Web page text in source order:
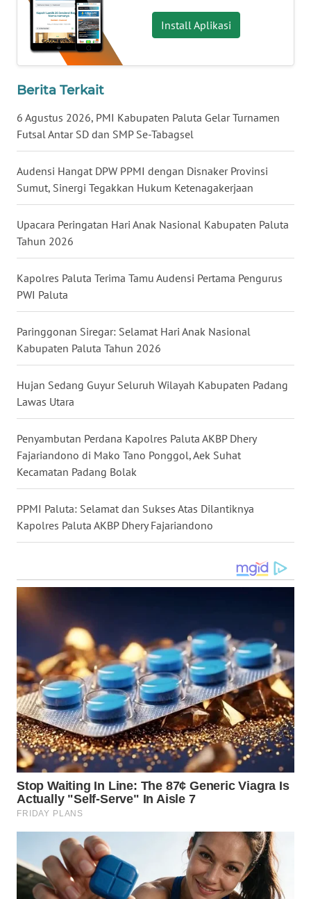
Install Aplikasi
Berita Terkait
6 Agustus 2026, PMI Kabupaten Paluta Gelar Turnamen
Futsal Antar SD dan SMP Se-Tabagsel
Audensi Hangat DPW PPMI dengan Disnaker Provinsi
Sumut, Sinergi Tegakkan Hukum Ketenagakerjaan
Upacara Peringatan Hari Anak Nasional Kabupaten Paluta
Tahun 2026
Kapolres Paluta Terima Tamu Audensi Pertama Pengurus
PWI Paluta
Paringgonan Siregar: Selamat Hari Anak Nasional
Kabupaten Paluta Tahun 2026
Hujan Sedang Guyur Seluruh Wilayah Kabupaten Padang
Lawas Utara
Penyambutan Perdana Kapolres Paluta AKBP Dhery
Fajariandono di Mako Tano Ponggol, Aek Suhat
Kecamatan Padang Bolak
PPMI Paluta: Selamat dan Sukses Atas Dilantiknya
Kapolres Paluta AKBP Dhery Fajariandono
WN
JOGJA
WN
JATIM
BALI
KALBAR
WN
KALTENG
WN
KALTARA
WN
KALSEL
WN
WN
SULUT
MALUKU
WN
DAIRI
WN
DANAU
TOBA
WN
NIAS
LANGKAT
WN